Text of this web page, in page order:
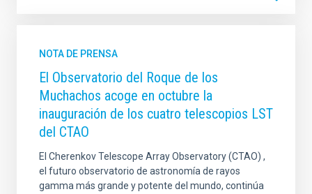
NOTA DE PRENSA
El Observatorio del Roque de los
Muchachos acoge en octubre la
inauguración de los cuatro telescopios LST
del CTAO
El Cherenkov Telescope Array Observatory (CTAO) ,
el futuro observatorio de astronomía de rayos
gamma más grande y potente del mundo, continúa